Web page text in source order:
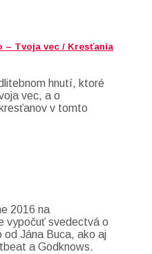
– Tvoja vec / Kresťania
hnutí, ktoré
vec, a o
v tomto
2016 na
vypočuť svedectvá o
od Jána Buca, ako aj
a Godknows.